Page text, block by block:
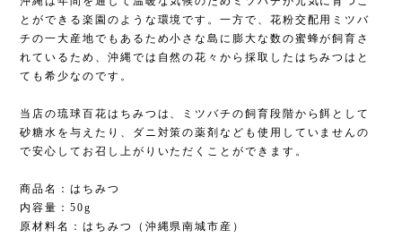
とができる楽園のような環境です。一方で、花粉交配用ミツバ
チの一大産地でもあるため小さな島に膨大な数の蜜蜂が飼育さ
れているため、沖縄では自然の花々から採取したはちみつはと
ても希少なのです。
当店の琉球百花はちみつは、ミツバチの飼育段階から餌として
砂糖水を与えたり、ダニ対策の薬剤なども使用していませんの
で安心してお召し上がりいただくことができます。
商品名：はちみつ
内容量：50g
原材料名：はちみつ（沖縄県南城市産）